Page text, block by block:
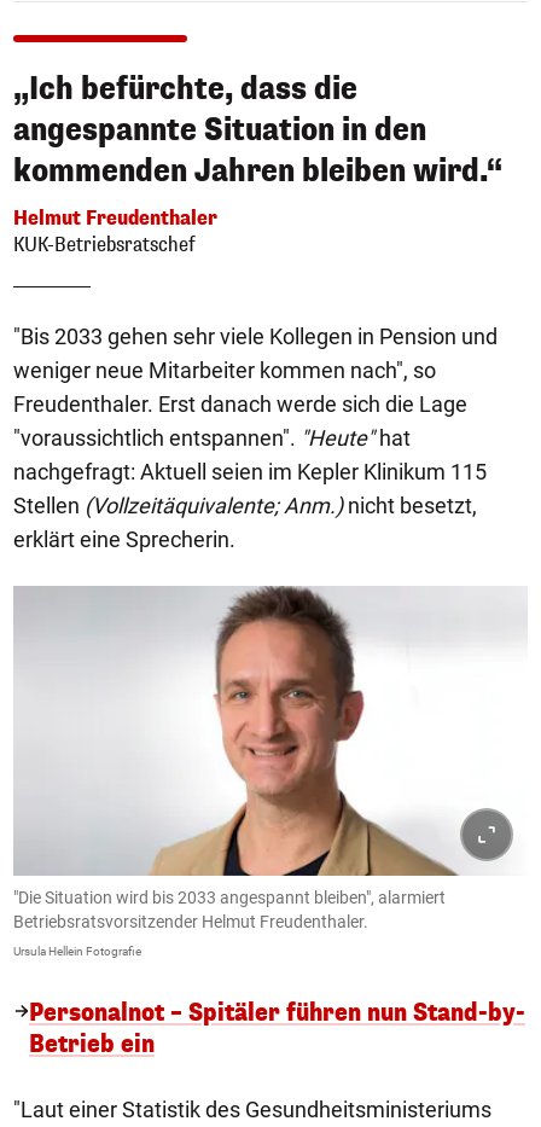
„Ich befürchte, dass die
angespannte Situation in den
kommenden Jahren bleiben wird.“
Helmut Freudenthaler
KUK-Betriebsratschef
"Bis 2033 gehen sehr viele Kollegen in Pension und
weniger neue Mitarbeiter kommen nach", so
Freudenthaler. Erst danach werde sich die Lage
"voraussichtlich entspannen". "Heute"hat
nachgefragt: Aktuell seien im Kepler Klinikum 115
Stellen (Vollzeitäquivalente; Anm.)nicht besetzt,
erklärt eine Sprecherin.
"Die Situation wird bis 2033 angespannt bleiben", alarmiert
Betriebsratsvorsitzender Helmut Freudenthaler.
Ursula Hellein Fotografie
Personalnot – Spitäler führen nun Stand-by-
Betrieb ein
"Laut einer Statistik des Gesundheitsministeriums